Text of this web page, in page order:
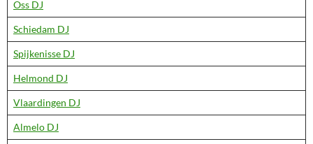
Oss DJ
Schiedam DJ
Spijkenisse DJ
Helmond DJ
Vlaardingen DJ
Almelo DJ